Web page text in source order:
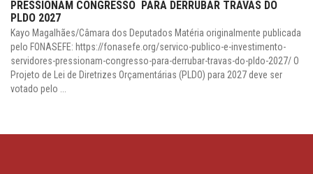
PRESSIONAM CONGRESSO PARA DERRUBAR TRAVAS DO
PLDO 2027
Kayo Magalhães/Câmara dos Deputados Matéria originalmente publicada
pelo FONASEFE: https://fonasefe.org/servico-publico-e-investimento-
servidores-pressionam-congresso-para-derrubar-travas-do-pldo-2027/ O
Projeto de Lei de Diretrizes Orçamentárias (PLDO) para 2027 deve ser
votado pelo ...